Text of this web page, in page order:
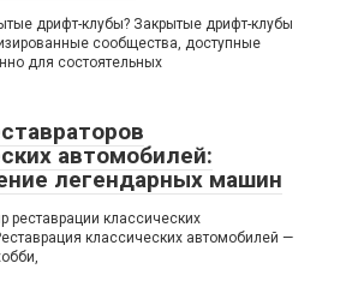
дрифт-клубы? Закрытые дрифт-клубы
сообщества, доступные
для состоятельных
автомобилей:
легендарных машин
реставрации классических
классических автомобилей —